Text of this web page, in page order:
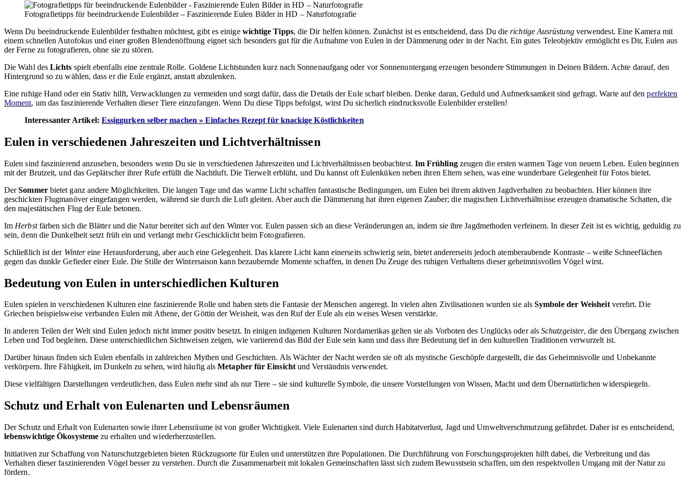
Fotografietipps für beeindruckende Eulenbilder – Faszinierende Eulen Bilder in HD – Naturfotografie
Wenn Du beeindruckende Eulenbilder festhalten möchtest, gibt es einige wichtige Tipps, die Dir helfen können. Zunächst ist es entscheidend, dass Du dierichtige Ausrüstungverwendest. Eine Kamera mit
einem schnellen Autofokus und einer großen Blendenöffnung eignet sich besonders gut für die Aufnahme von Eulen in der Dämmerung oder in der Nacht. Ein gutes Teleobjektiv ermöglicht es Dir, Eulen aus
der Ferne zu fotografieren, ohne sie zu stören.
Die Wahl desLichts spielt ebenfalls eine zentrale Rolle. Goldene Lichtstunden kurz nach Sonnenaufgang oder vor Sonnenuntergang erzeugen besondere Stimmungen in Deinen Bildern. Achte darauf, den
Hintergrund so zu wählen, dass er die Eule ergänzt, anstatt abzulenken.
Eine ruhige Hand oder ein Stativ hilft, Verwacklungen zu vermeiden und sorgt dafür, dass die Details der Eule scharf bleiben. Denke daran, Geduld und Aufmerksamkeit sind gefragt. Warte auf denperfekten
Moment, um das faszinierende Verhalten dieser Tiere einzufangen. Wenn Du diese Tipps befolgst, wirst Du sicherlich eindrucksvolle Eulenbilder erstellen!
Interessanter Artikel: Essiggurken selber machen » Einfaches Rezept für knackige Köstlichkeiten
Eulen in verschiedenen Jahreszeiten und Lichtverhältnissen
Eulen sind faszinierend anzusehen, besonders wenn Du sie in verschiedenen Jahreszeiten und Lichtverhältnissen beobachtest. Im Frühlingzeugen die ersten warmen Tage von neuem Leben. Eulen beginnen
mit der Brutzeit, und das Geplätscher ihrer Rufe erfüllt die Nachtluft. Die Tierwelt erblüht, und Du kannst oft Eulenküken neben ihren Eltern sehen, was eine wunderbare Gelegenheit für Fotos bietet.
DerSommerbietet ganz andere Möglichkeiten. Die langen Tage und das warme Licht schaffen fantastische Bedingungen, um Eulen bei ihrem aktiven Jagdverhalten zu beobachten. Hier können ihre
geschickten Flugmanöver eingefangen werden, während sie durch die Luft gleiten. Aber auch die Dämmerung hat ihren eigenen Zauber; die magischen Lichtverhältnisse erzeugen dramatische Schatten, die
den majestätischen Flug der Eule betonen.
Im Herbstfärben sich die Blätter und die Natur bereitet sich auf den Winter vor. Eulen passen sich an diese Veränderungen an, indem sie ihre Jagdmethoden verfeinern. In dieser Zeit ist es wichtig, geduldig zu
sein, denn die Dunkelheit setzt früh ein und verlangt mehr Geschicklicht beim Fotografieren.
Schließlich ist der Wintereine Herausforderung, aber auch eine Gelegenheit. Das klarere Licht kann einerseits schwierig sein, bietet andererseits jedoch atemberaubende Kontraste – weiße Schneeflächen
gegen das dunkle Gefieder einer Eule. Die Stille der Wintersaison kann bezaubernde Momente schaffen, in denen Du Zeuge des ruhigen Verhaltens dieser geheimnisvollen Vögel wirst.
Bedeutung von Eulen in unterschiedlichen Kulturen
Eulen spielen in verschiedenen Kulturen eine faszinierende Rolle und haben stets die Fantasie der Menschen angeregt. In vielen alten Zivilisationen wurden sie alsSymbole der Weisheitverehrt. Die
Griechen beispielsweise verbanden Eulen mit Athene, der Göttin der Weisheit, was den Ruf der Eule als ein weises Wesen verstärkte.
In anderen Teilen der Welt sind Eulen jedoch nicht immer positiv besetzt. In einigen indigenen Kulturen Nordamerikas gelten sie als Vorboten des Unglücks oder alsSchutzgeister, die den Übergang zwischen
Leben und Tod begleiten. Diese unterschiedlichen Sichtweisen zeigen, wie variierend das Bild der Eule sein kann und dass ihre Bedeutung tief in den kulturellen Traditionen verwurzelt ist.
Darüber hinaus finden sich Eulen ebenfalls in zahlreichen Mythen und Geschichten. Als Wächter der Nacht werden sie oft als mystische Geschöpfe dargestellt, die das Geheimnisvolle und Unbekannte
verkörpern. Ihre Fähigkeit, im Dunkeln zu sehen, wird häufig alsMetapher für Einsichtund Verständnis verwendet.
Diese vielfältigen Darstellungen verdeutlichen, dass Eulen mehr sind als nur Tiere – sie sind kulturelle Symbole, die unsere Vorstellungen von Wissen, Macht und dem Übernatürlichen widerspiegeln.
Schutz und Erhalt von Eulenarten und Lebensräumen
Der Schutz und Erhalt von Eulenarten sowie ihrer Lebensräume ist von großer Wichtigkeit. Viele Eulenarten sind durch Habitatverlust, Jagd und Umweltverschmutzung gefährdet. Daher ist es entscheidend,
lebenswichtige Ökosysteme zu erhalten und wiederherzustellen.
Initiativen zur Schaffung von Naturschutzgebieten bieten Rückzugsorte für Eulen und unterstützen ihre Populationen. Die Durchführung von Forschungsprojekten hilft dabei, die Verbreitung und das
Verhalten dieser faszinierenden Vögel besser zu verstehen. Durch die Zusammenarbeit mit lokalen Gemeinschaften lässt sich zudem Bewusstsein schaffen, um den respektvollen Umgang mit der Natur zu
fördern.